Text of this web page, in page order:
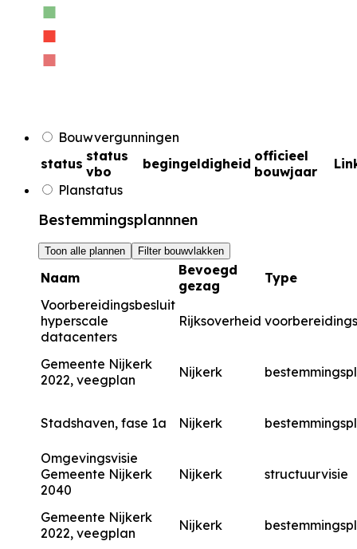
Bouwvergunningen
status status
vbo
begingeldigheid officieel
bouwjaar
Planstatus
Bestemmingsplannnen
Toon alle plannen Filter bouwvlakken
Naam
Bevoegd
gezag
Type
Voorbereidingsbesluit
hyperscale
datacenters
Rijksoverheid
Gemeente Nijkerk
2022, veegplan
Nijkerk
Stadshaven, fase 1a Nijkerk
Omgevingsvisie
Gemeente Nijkerk
2040
Nijkerk structuurvisie
Gemeente Nijkerk
2022, veegplan
Nijkerk